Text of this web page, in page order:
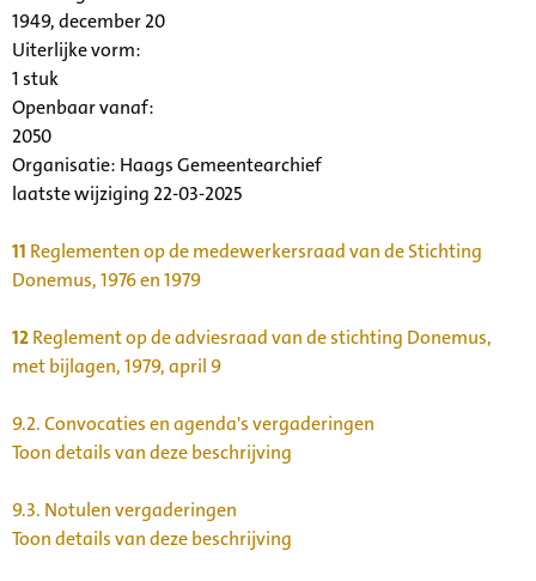
1949, december 20
Uiterlijke vorm:
1 stuk
Openbaar vanaf:
2050
Organisatie: Haags Gemeentearchief
laatste wijziging 22-03-2025
11 Reglementen op de medewerkersraad van de Stichting
Donemus, 1976 en 1979
12Reglement op de adviesraad van de stichting Donemus,
met bijlagen, 1979, april 9
9.2.Convocaties en agenda's vergaderingen
Toon details van deze beschrijving
9.3. Notulen vergaderingen
Toon details van deze beschrijving